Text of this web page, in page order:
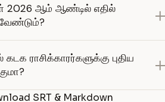
2026 ஆம் ஆண்டில் எதில்
ராசிக்காரர்களுக்கு புதிய
SRT & Markdown